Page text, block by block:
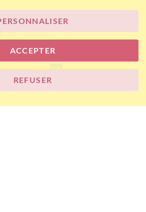
est une marque du groupe
réservés.
E-commerce
ACCEPTER
REFUSER